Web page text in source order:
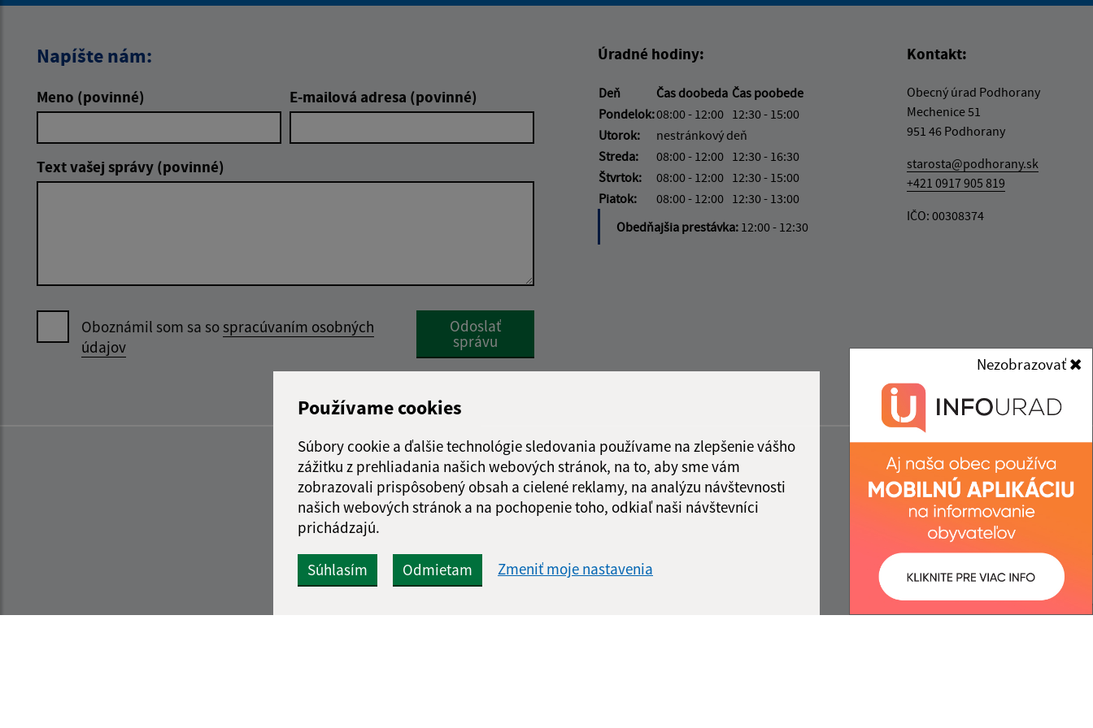
Používame cookies
Súbory cookie a ďalšie technológie sledovania používame na zlepšenie vášho
zážitku z prehliadania našich webových stránok, na to, aby sme vám
zobrazovali prispôsobený obsah a cielené reklamy, na analýzu návštevnosti
našich webových stránok a na pochopenie toho, odkiaľ naši návštevníci
prichádzajú.
Súhlasím Odmietam Zmeniť moje nastavenia
Nezobrazovať
Napíšte nám:
Meno (povinné) E-mailová adresa (povinné)
Text vašej správy (povinné)
Oboznámil som sa sospracúvaním osobných
údajov
Google reCaptcha Response
Odoslať
správu
Úradné hodiny:
Deň Čas doobeda Čas poobede
Pondelok:08:00 - 12:00 12:30 - 15:00
Utorok:
nestránkový deň
Streda:
08:00 - 12:00 12:30 - 16:30
Štvrtok:
08:00 - 12:00 12:30 - 15:00
Piatok:
08:00 - 12:00 12:30 - 13:00
Obedňajšia prestávka: 12:00 - 12:30
Kontakt:
Obecný úrad Podhorany
Mechenice 51
951 46 Podhorany
starosta@podhorany.sk
+421 0917 905 819
IČO: 00308374